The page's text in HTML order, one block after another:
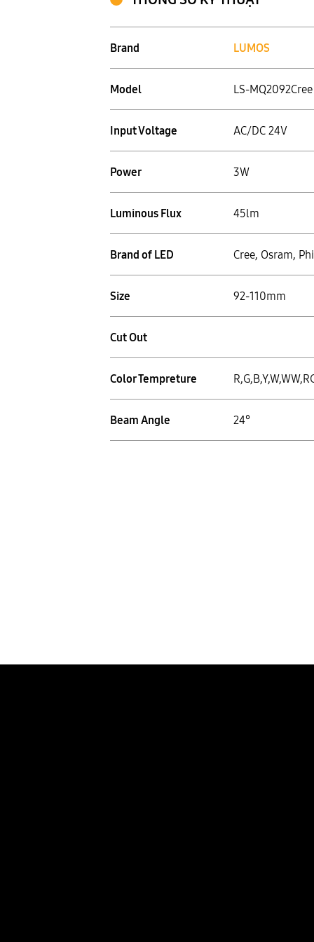
Brand LUMOS
Model LS-MQ2092Cree
Input Voltage AC/DC 24V
Power 3W
Luminous Flux 45lm
Brand of LED Cree, Osram,
Size 92-110mm
Cut Out
Color Tempreture
Beam Angle 24°